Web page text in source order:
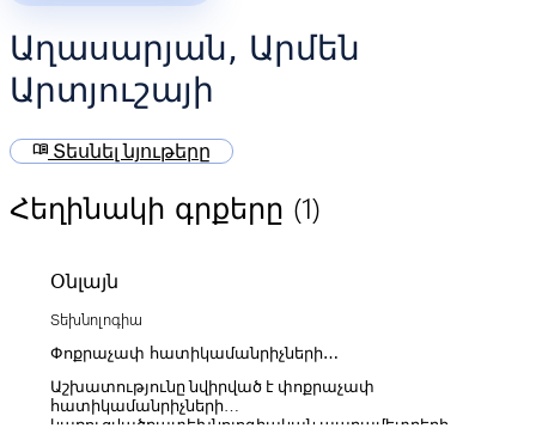
Աղասարյան, Արմեն
Արտյուշայի
menu_book Տեսնել նյութերը
Հեղինակի գրքերը (1)
Օնլայն
Տեխնոլոգիա
Փոքրաչափ հատիկամանրիչների
օպտիսալացումը և շահագործական հուսալիության
բարձրացումը
Աշխատությունը նվիրված է փոքրաչափ
հատիկամանրիչների
կառուցվածքատեխնոլոգիական պարամետրերի